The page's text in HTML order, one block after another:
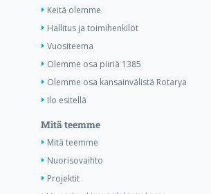
Keitä olemme
Hallitus ja toimihenkilöt
Vuositeema
Olemme osa piiriä 1385
Olemme osa kansainvälistä Rotarya
Ilo esitellä
Mitä teemme
Mitä teemme
Nuorisovaihto
Projektit